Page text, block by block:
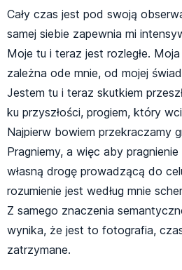
Cały czas jest pod swoją
samej siebie zapewnia mi
Moje tu i teraz jest rozległe.
zależna ode mnie, od mojej
Jestem tu i teraz skutkiem
ku przyszłości, progiem, który
Najpierw bowiem przekraczamy
Pragniemy, a więc aby
własną drogę prowadzącą do
rozumienie jest według mnie
Z samego znaczenia
wynika, że jest to fotografia,
zatrzymane.